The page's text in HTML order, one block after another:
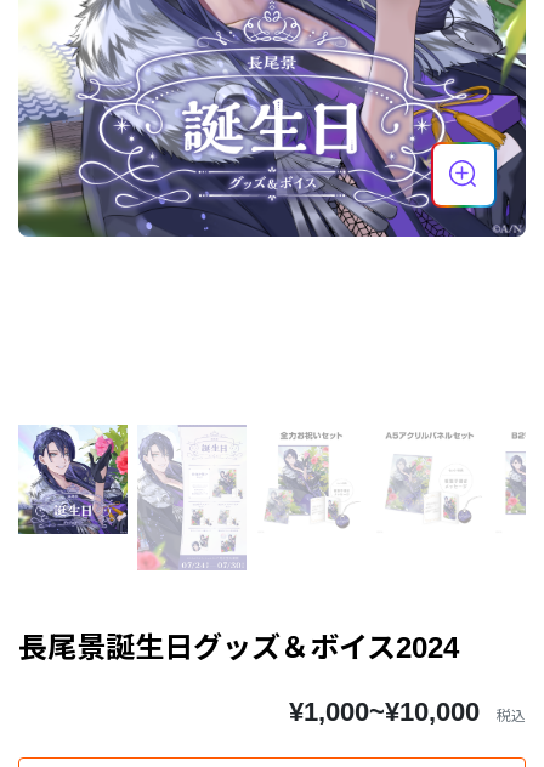
長尾景誕生日グッズ＆ボイス2024
¥1,000~¥10,000 税込